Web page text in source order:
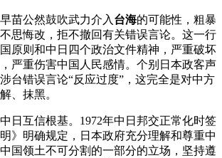
公然鼓吹武力介入 台海的可能性，粗暴
思悔改，拒不撤回有关错误言论。这一行
原则和中日四个政治文件精神，严重破坏
严重伤害中国人民感情。个别日本政客声
台错误言论“反应过度”，这完全是对中方
、抹黑。
日互信根基。1972年中日邦交正常化时签
》明确规定，日本政府充分理解和尊重中
国领土不可分割的一部分的立场，坚持遵